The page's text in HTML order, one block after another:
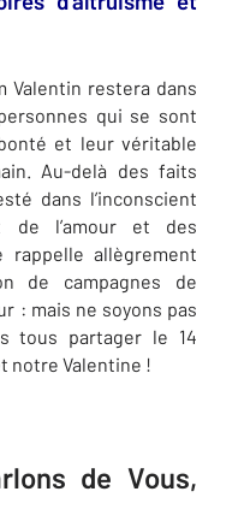
Valentin restera dans
qui se sont
et leur véritable
Au-delà des faits
dans l’inconscient
de l’amour et des
allègrement
de campagnes de
: mais ne soyons pas
tous partager le 14
notre Valentine !
de Vous,